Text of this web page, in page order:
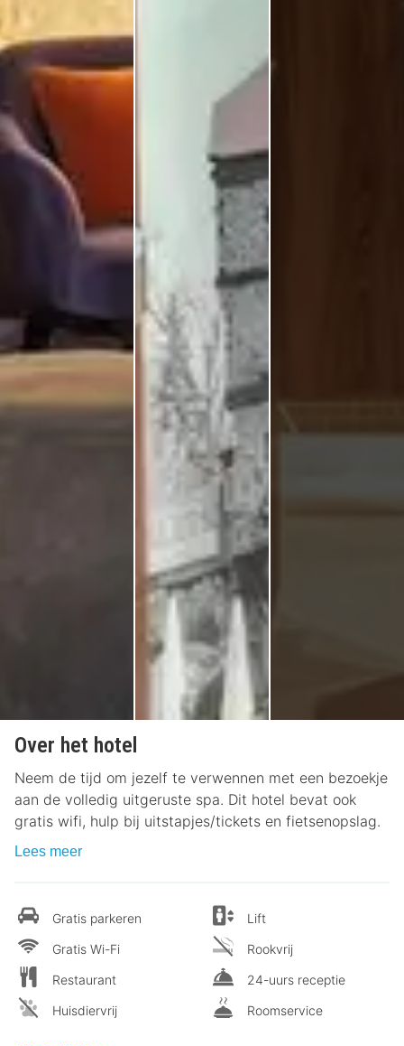
Over het hotel
Neem de tijd om jezelf te verwennen met een bezoekje
aan de volledig uitgeruste spa. Dit hotel bevat ook
gratis wifi, hulp bij uitstapjes/tickets en fietsenopslag.
Lees meer
Gratis parkeren
Gratis Wi-Fi
Restaurant
Huisdiervrij
Lift
Rookvrij
24-uurs receptie
Roomservice